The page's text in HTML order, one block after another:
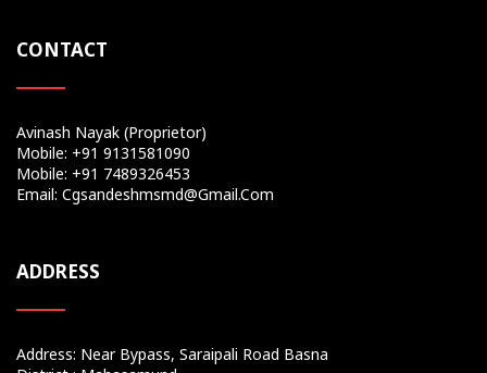
CONTACT
Avinash Nayak (Proprietor)
Mobile: +91 9131581090
Mobile: +91 7489326453
Email: Cgsandeshmsmd@gmail.com
ADDRESS
Address: Near Bypass, Saraipali Road Basna